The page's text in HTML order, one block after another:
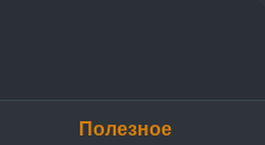
Полезное